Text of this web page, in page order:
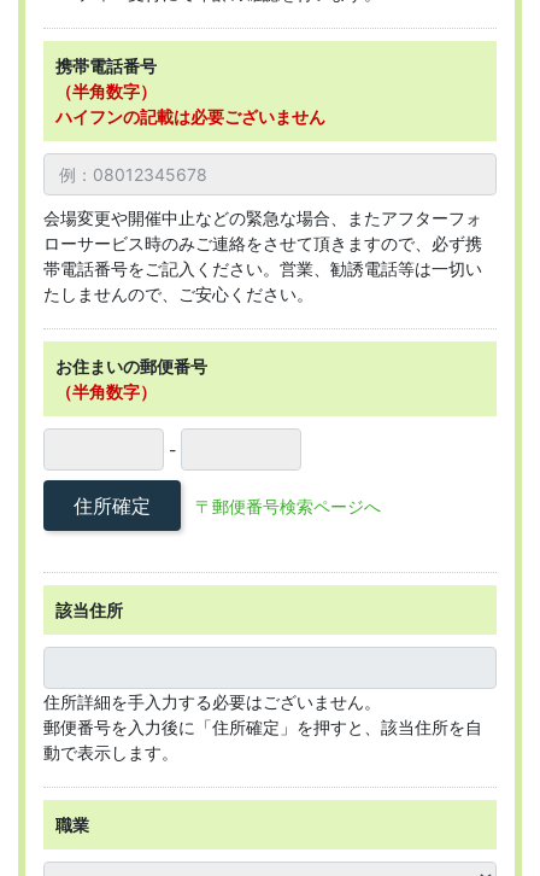
携帯電話番号
（半角数字）
ハイフンの記載は必要ございません
会場変更や開催中止などの緊急な場合、またアフターフォ
ローサービス時のみご連絡をさせて頂きますので、必ず携
帯電話番号をご記入ください。営業、勧誘電話等は一切い
たしませんので、ご安心ください。
お住まいの郵便番号
（半角数字）
-
住所確定 〒郵便番号検索ページへ
該当住所
住所詳細を手入力する必要はございません。
郵便番号を入力後に「住所確定」を押すと、該当住所を自
動で表示します。
職業